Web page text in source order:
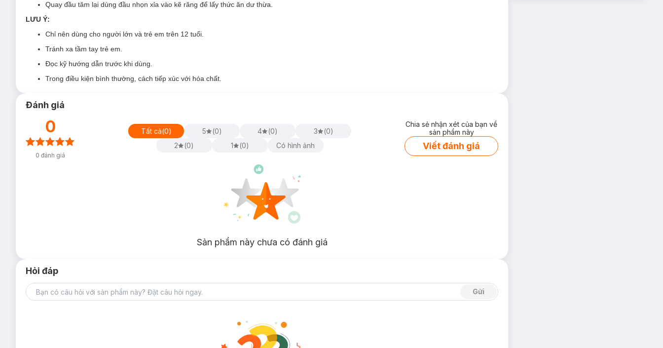
Quay đầu tăm lại dùng đầu nhọn xỉa vào kẽ răng để lấy thức ăn dư thừa.
LƯU Ý:
Chỉ nên dùng cho người lớn và trẻ em trên 12 tuổi.
Tránh xa tầm tay trẻ em.
Đọc kỹ hướng dẫn trước khi dùng.
Trong điều kiện bình thường, cách tiếp xúc với hóa chất.
Đánh giá
0
0 đánh giá
Tất cả(0) 5 (0) 4 (0) 3 (0)
2
(0) 1 (0) Có hình ảnh
Chia sẻ nhận xét của bạn về
sản phẩm này
Viết đánh giá
Sản phẩm này chưa có đánh giá
Hỏi đáp
Gửi